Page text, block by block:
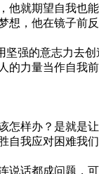
就期望自我也
，他在镜子前
强的意志力去创
力量当作自我
样办？是就是
我应对困难我
话都成问题，